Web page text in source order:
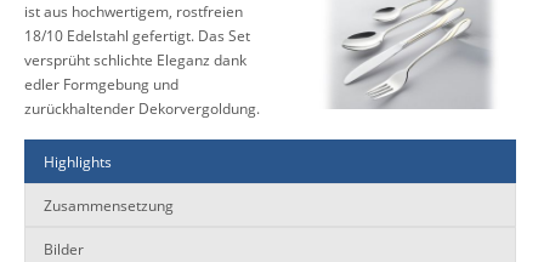
ist aus hochwertigem, rostfreien
18/10 Edelstahl gefertigt. Das Set
versprüht schlichte Eleganz dank
edler Formgebung und
zurückhaltender Dekorvergoldung.
Highlights
Zusammensetzung
Bilder